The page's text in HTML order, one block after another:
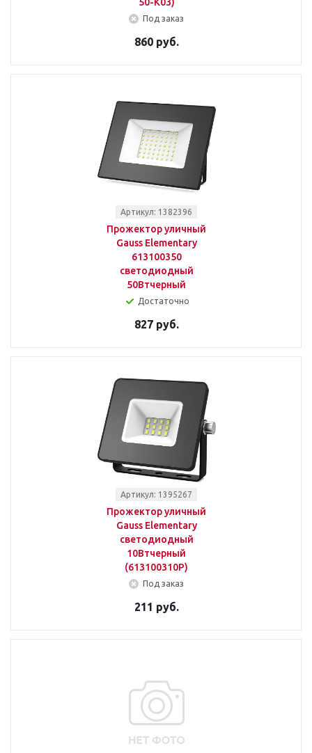
Под заказ
860 руб.
Артикул: 1382396
Прожектор уличный
Gauss Elementary
613100350
светодиодный
50Втчерный
Достаточно
827 руб.
Артикул: 1395267
Прожектор уличный
Gauss Elementary
светодиодный
10Втчерный
(613100310P)
Под заказ
211 руб.